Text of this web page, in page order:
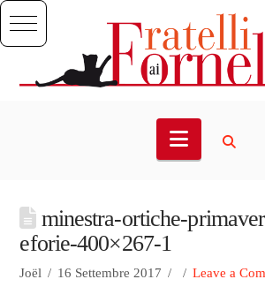
minestra-ortiche-
eforie-400×267-1
Joël 16 Settembre 2017 Leave a